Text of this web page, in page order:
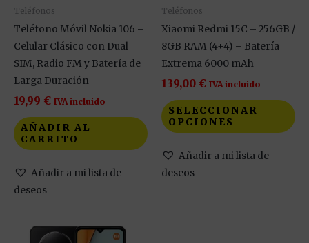
Teléfonos
Teléfono Móvil Nokia 106 –
Celular Clásico con Dual
SIM, Radio FM y Batería de
Larga Duración
19,99 € IVA incluido
AÑADIR AL
CARRITO
Añadir a mi lista de
deseos
Teléfonos
Xiaomi Redmi 15C – 256GB /
8GB RAM (4+4) – Batería
Extrema 6000 mAh
139,00 € IVA incluido
SELECCIONAR
OPCIONES
Añadir a mi lista de
deseos